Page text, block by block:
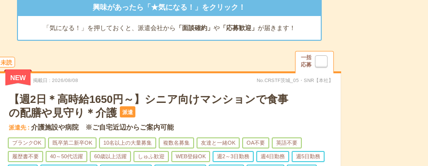
興味があったら「★気になる！」をクリック！
「気になる！」を押しておくと、派遣会社から 「面談確約」 や「応募歓迎」 が届きます！
未読
一括
応募
NEW 掲載日 2026/08/08 No.CRSTF茨城_05・SNR【本社】
【週2日＊高時給1650円～】シニア向けマンションで食事
の配膳や見守り＊介護
派遣
派遣先 介護施設や病院 ※ご自宅近辺からご案内可能
ブランクOK 既卒第二新卒OK 10名以上の大量募集 複数名募集 友達と一緒OK OA不要 英語不要
履歴書不要 40～50代活躍 60歳以上活躍 しゅふ歓迎 WEB登録OK 週2～3日勤務 週4日勤務 週5日勤務